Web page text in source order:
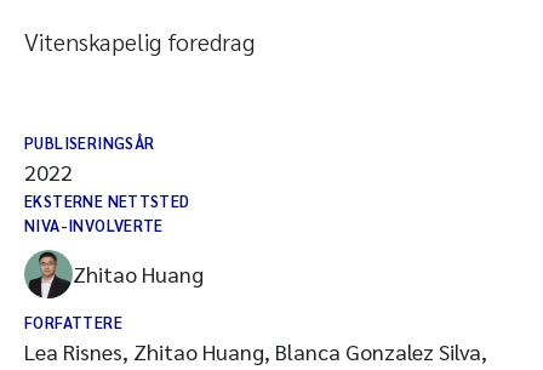
Vitenskapelig foredrag
PUBLISERINGSÅR
2022
EKSTERNE NETTSTED
NIVA-INVOLVERTE
Zhitao Huang
FORFATTERE
Lea Risnes, Zhitao Huang, Blanca Gonzalez Silva,